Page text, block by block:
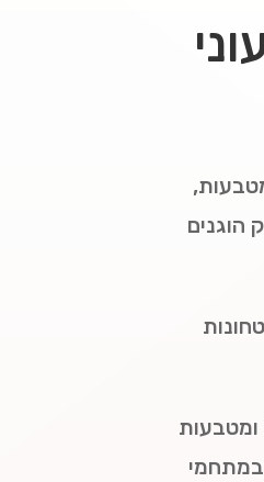
הוגנים
ומטבעות
במתחמי